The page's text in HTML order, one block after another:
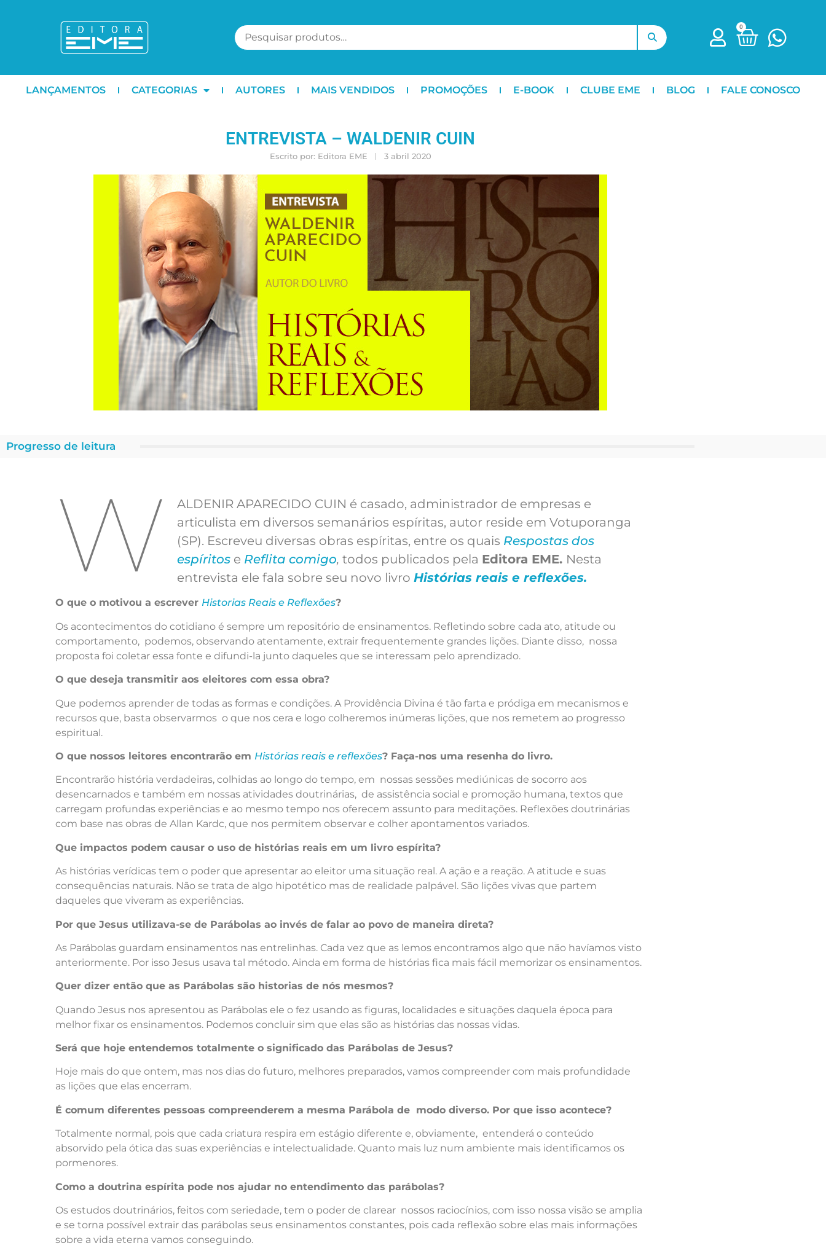
0
LANÇAMENTOS CATEGORIAS AUTORES MAIS VENDIDOS PROMOÇÕES E-BOOK CLUBE EME BLOG FALE CONOSCO
ENTREVISTA – WALDENIR CUIN
Escrito por: Editora EME 3 abril 2020
Progresso de leitura
W
ALDENIR APARECIDO CUIN é casado, administrador de empresas e
articulista em diversos semanários espíritas, autor reside em Votuporanga
(SP). Escreveu diversas obras espíritas, entre os quais Respostas dos
espíritose Reflita comigo, todos publicados pela Editora EME. Nesta
entrevista ele fala sobre seu novo livro Histórias reais e reflexões.
O que o motivou a escrever Historias Reais e Reflexões?
Os acontecimentos do cotidiano é sempre um repositório de ensinamentos. Refletindo sobre cada ato, atitude ou
comportamento, podemos, observando atentamente, extrair frequentemente grandes lições. Diante disso, nossa
proposta foi coletar essa fonte e difundi-la junto daqueles que se interessam pelo aprendizado.
O que deseja transmitir aos eleitores com essa obra?
Que podemos aprender de todas as formas e condições. A Providência Divina é tão farta e pródiga em mecanismos e
recursos que, basta observarmos o que nos cera e logo colheremos inúmeras lições, que nos remetem ao progresso
espiritual.
O que nossos leitores encontrarão em Histórias reais e reflexões? Faça-nos uma resenha do livro.
Encontrarão história verdadeiras, colhidas ao longo do tempo, em nossas sessões mediúnicas de socorro aos
desencarnados e também em nossas atividades doutrinárias, de assistência social e promoção humana, textos que
carregam profundas experiências e ao mesmo tempo nos oferecem assunto para meditações. Reflexões doutrinárias
com base nas obras de Allan Kardc, que nos permitem observar e colher apontamentos variados.
Que impactos podem causar o uso de histórias reais em um livro espírita?
As histórias verídicas tem o poder que apresentar ao eleitor uma situação real. A ação e a reação. A atitude e suas
consequências naturais. Não se trata de algo hipotético mas de realidade palpável. São lições vivas que partem
daqueles que viveram as experiências.
Por que Jesus utilizava-se de Parábolas ao invés de falar ao povo de maneira direta?
As Parábolas guardam ensinamentos nas entrelinhas. Cada vez que as lemos encontramos algo que não havíamos visto
anteriormente. Por isso Jesus usava tal método. Ainda em forma de histórias fica mais fácil memorizar os ensinamentos.
Quer dizer então que as Parábolas são historias de nós mesmos?
Quando Jesus nos apresentou as Parábolas ele o fez usando as figuras, localidades e situações daquela época para
melhor fixar os ensinamentos. Podemos concluir sim que elas são as histórias das nossas vidas.
Será que hoje entendemos totalmente o significado das Parábolas de Jesus?
Hoje mais do que ontem, mas nos dias do futuro, melhores preparados, vamos compreender com mais profundidade
as lições que elas encerram.
É comum diferentes pessoas compreenderem a mesma Parábola de modo diverso. Por que isso acontece?
Totalmente normal, pois que cada criatura respira em estágio diferente e, obviamente, entenderá o conteúdo
absorvido pela ótica das suas experiências e intelectualidade. Quanto mais luz num ambiente mais identificamos os
pormenores.
Como a doutrina espírita pode nos ajudar no entendimento das parábolas?
Os estudos doutrinários, feitos com seriedade, tem o poder de clarear nossos raciocínios, com isso nossa visão se amplia
e se torna possível extrair das parábolas seus ensinamentos constantes, pois cada reflexão sobre elas mais informações
sobre a vida eterna vamos conseguindo.